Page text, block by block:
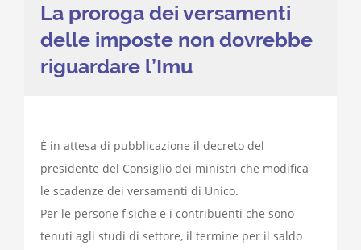
La proroga dei versamenti
delle imposte non dovrebbe
riguardare l’Imu
É in attesa di pubblicazione il decreto del
presidente del Consiglio dei ministri che modifica
le scadenze dei versamenti di Unico.
Per le persone fisiche e i contribuenti che sono
tenuti agli studi di settore, il termine per il saldo